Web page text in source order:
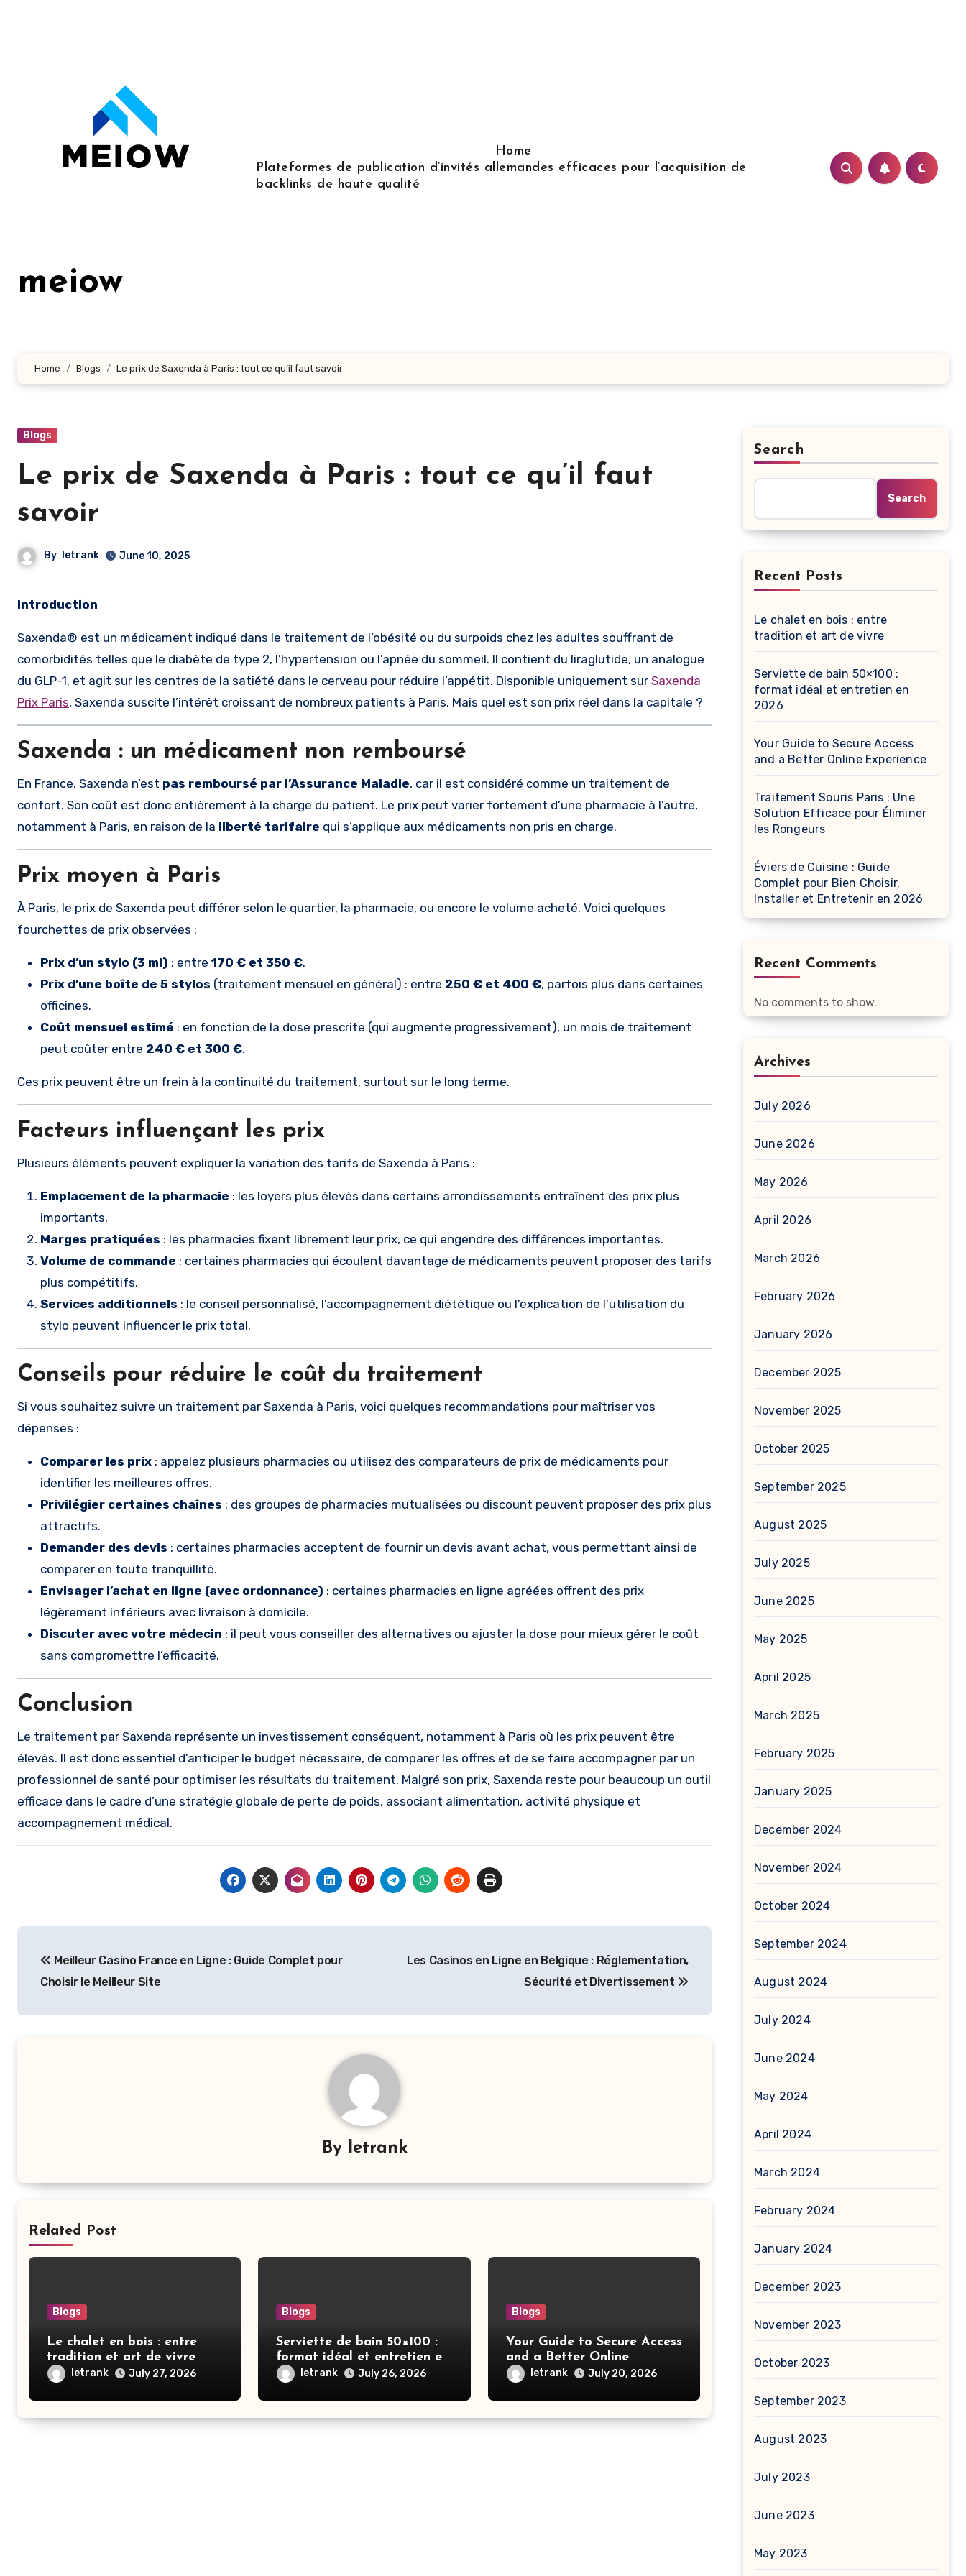
meiow
Home
Plateformes de publication d’invités allemandes efficaces pour l’acquisition de
backlinks de haute qualité
Home Blogs Le prix de Saxenda à Paris : tout ce qu’il faut savoir
Blogs
Le prix de Saxenda à Paris : tout ce qu’il faut
savoir
By letrank June 10, 2025
Introduction
Saxenda® est un médicament indiqué dans le traitement de l’obésité ou du surpoids chez les adultes souffrant de
comorbidités telles que le diabète de type 2, l’hypertension ou l’apnée du sommeil. Il contient du liraglutide, un analogue
du GLP-1, et agit sur les centres de la satiété dans le cerveau pour réduire l’appétit. Disponible uniquement sur Saxenda
Prix Paris, Saxenda suscite l’intérêt croissant de nombreux patients à Paris. Mais quel est son prix réel dans la capitale ?
Saxenda : un médicament non remboursé
En France, Saxenda n’est pas remboursé par l’Assurance Maladie, car il est considéré comme un traitement de
confort. Son coût est donc entièrement à la charge du patient. Le prix peut varier fortement d’une pharmacie à l’autre,
notamment à Paris, en raison de la liberté tarifaire qui s’applique aux médicaments non pris en charge.
Prix moyen à Paris
À Paris, le prix de Saxenda peut différer selon le quartier, la pharmacie, ou encore le volume acheté. Voici quelques
fourchettes de prix observées :
Prix d’un stylo (3 ml) : entre 170 € et 350 €.
Prix d’une boîte de 5 stylos (traitement mensuel en général) : entre 250 € et 400 €, parfois plus dans certaines
officines.
Coût mensuel estimé : en fonction de la dose prescrite (qui augmente progressivement), un mois de traitement
peut coûter entre 240 € et 300 €.
Ces prix peuvent être un frein à la continuité du traitement, surtout sur le long terme.
Facteurs influençant les prix
Plusieurs éléments peuvent expliquer la variation des tarifs de Saxenda à Paris :
Emplacement de la pharmacie : les loyers plus élevés dans certains arrondissements entraînent des prix plus
importants.
Marges pratiquées : les pharmacies fixent librement leur prix, ce qui engendre des différences importantes.
Volume de commande : certaines pharmacies qui écoulent davantage de médicaments peuvent proposer des tarifs
plus compétitifs.
Services additionnels : le conseil personnalisé, l’accompagnement diététique ou l’explication de l’utilisation du
stylo peuvent influencer le prix total.
Conseils pour réduire le coût du traitement
Si vous souhaitez suivre un traitement par Saxenda à Paris, voici quelques recommandations pour maîtriser vos
dépenses :
Comparer les prix : appelez plusieurs pharmacies ou utilisez des comparateurs de prix de médicaments pour
identifier les meilleures offres.
Privilégier certaines chaînes : des groupes de pharmacies mutualisées ou discount peuvent proposer des prix plus
attractifs.
Demander des devis : certaines pharmacies acceptent de fournir un devis avant achat, vous permettant ainsi de
comparer en toute tranquillité.
Envisager l’achat en ligne (avec ordonnance) : certaines pharmacies en ligne agréées offrent des prix
légèrement inférieurs avec livraison à domicile.
Discuter avec votre médecin : il peut vous conseiller des alternatives ou ajuster la dose pour mieux gérer le coût
sans compromettre l’efficacité.
Conclusion
Le traitement par Saxenda représente un investissement conséquent, notamment à Paris où les prix peuvent être
élevés. Il est donc essentiel d’anticiper le budget nécessaire, de comparer les offres et de se faire accompagner par un
professionnel de santé pour optimiser les résultats du traitement. Malgré son prix, Saxenda reste pour beaucoup un outil
efficace dans le cadre d’une stratégie globale de perte de poids, associant alimentation, activité physique et
accompagnement médical.
navigation
Meilleur Casino France en Ligne : Guide Complet pour
Choisir le Meilleur Site
Les Casinos en Ligne en Belgique : Réglementation,
Sécurité et Divertissement
By letrank
Related Post
Blogs
Le chalet en bois : entre
tradition et art de vivre
letrank July 27, 2026
Blogs
Serviette de bain 50×100 :
format idéal et entretien en
2026letrank July 26, 2026
Blogs
Your Guide to Secure Access
and a Better Online
Experience
letrank July 20, 2026
Search
Search
Recent Posts
Le chalet en bois : entre
tradition et art de vivre
Serviette de bain 50×100 :
format idéal et entretien en
2026
Your Guide to Secure Access
and a Better Online Experience
Traitement Souris Paris : Une
Solution Efficace pour Éliminer
les Rongeurs
Éviers de Cuisine : Guide
Complet pour Bien Choisir,
Installer et Entretenir en 2026
Recent Comments
No comments to show.
Archives
July 2026
June 2026
May 2026
April 2026
March 2026
February 2026
January 2026
December 2025
November 2025
October 2025
September 2025
August 2025
July 2025
June 2025
May 2025
April 2025
March 2025
February 2025
January 2025
December 2024
November 2024
October 2024
September 2024
August 2024
July 2024
June 2024
May 2024
April 2024
March 2024
February 2024
January 2024
December 2023
November 2023
October 2023
September 2023
August 2023
July 2023
June 2023
May 2023